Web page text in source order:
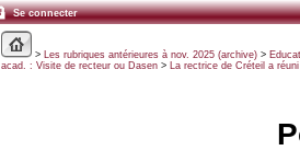
Se connecter
> Les rubriques antérieures à nov. 2025 (archive)>
acad. : Visite de recteur ou Dasen> La rectrice de Créteil a